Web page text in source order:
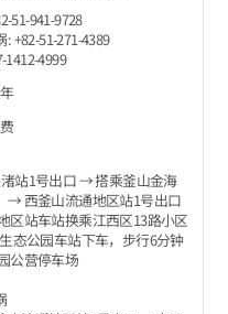
51-941-9728
+82-51-271-4389
1412-4999
站1号出口 → 搭乘釜山金海
→ 西釜山流通地区站1号出口
区站车站换乘江西区13路小区
态公园车站下车，步行6分钟
公营停车场